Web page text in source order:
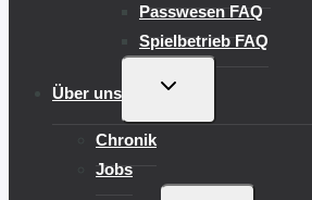
Passwesen FAQ
Spielbetrieb FAQ
Über uns
UNTERMENÜ
Chronik
Jobs